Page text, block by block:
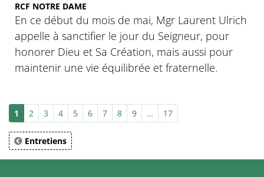
RCF NOTRE DAME
En ce début du mois de mai, Mgr Laurent Ulrich
appelle à sanctifier le jour du Seigneur, pour
honorer Dieu et Sa Création, mais aussi pour
maintenir une vie équilibrée et fraternelle.
1 2 3 4 5 6 7 8 9 … 17
Entretiens